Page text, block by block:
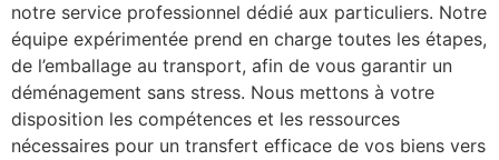
notre service professionnel dédié aux particuliers. Notre
équipe expérimentée prend en charge toutes les étapes,
de l’emballage au transport, afin de vous garantir un
déménagement sans stress. Nous mettons à votre
disposition les compétences et les ressources
nécessaires pour un transfert efficace de vos biens vers